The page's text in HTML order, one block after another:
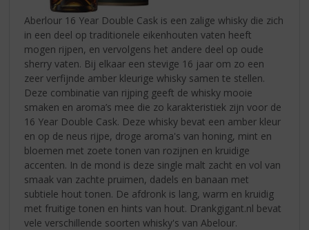
Aberlour 16 Year Double Cask is een zalige whisky die zich
in een deel op traditionele eikenhouten vaten heeft
mogen rijpen, en vervolgens het andere deel op oude
sherry vaten. Bij elkaar een stevige 16 jaar om zo een
zeer verfijnde amber kleurige whisky samen te stellen.
Deze combinatie van rijping geeft de whisky mooie
smaken en aroma’s mee die zo karakteristiek zijn voor de
16 Year Double Cask. Deze whisky bevat een amber kleur
en op de neus rijpe, droge aroma's van honing, mint en
bloemen met zoete tonen van rozijnen en kruidige
accenten. In de mond is deze single malt zacht en vol van
smaak van zachte pruimen, dadels en banaan met
subtiele hout tonen. De afdronk is lang, warm en kruidig
met fruitige tonen en hints van hout. Drankgigant.nl bevat
vele verschillende soorten whisky's van Abelour.